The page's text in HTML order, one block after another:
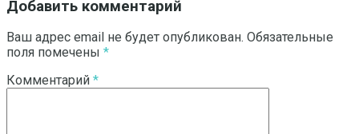
Добавить комментарий
Ваш адрес email не будет опубликован. Обязательные
поля помечены *
Комментарий *